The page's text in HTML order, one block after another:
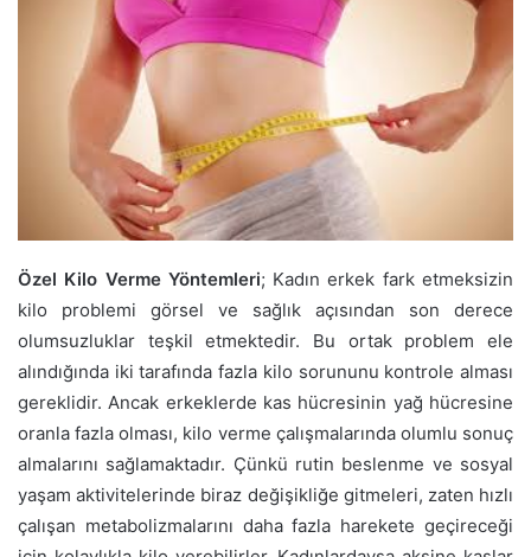
Özel Kilo Verme Yöntemleri; Kadın erkek fark etmeksizin
kilo problemi görsel ve sağlık açısından son derece
olumsuzluklar teşkil etmektedir. Bu ortak problem ele
alındığında iki tarafında fazla kilo sorununu kontrole alması
gereklidir. Ancak erkeklerde kas hücresinin yağ hücresine
oranla fazla olması, kilo verme çalışmalarında olumlu sonuç
almalarını sağlamaktadır. Çünkü rutin beslenme ve sosyal
yaşam aktivitelerinde biraz değişikliğe gitmeleri, zaten hızlı
çalışan metabolizmalarını daha fazla harekete geçireceği